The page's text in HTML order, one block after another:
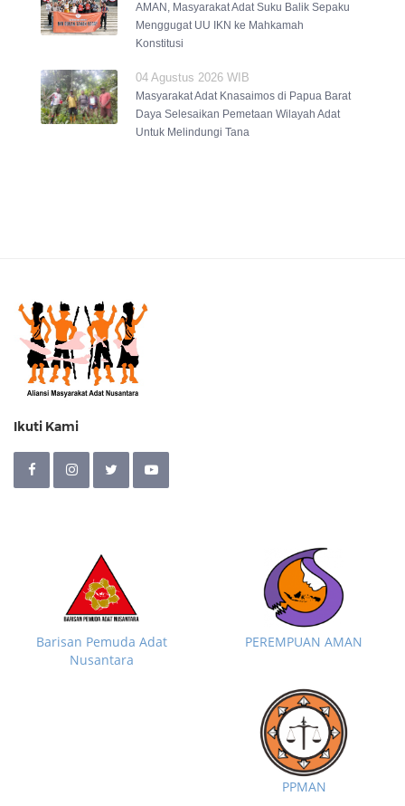
AMAN, Masyarakat Adat Suku Balik Sepaku
Menggugat UU IKN ke Mahkamah
Konstitusi
04 Agustus 2026 WIB
Masyarakat Adat Knasaimos di Papua Barat
Daya Selesaikan Pemetaan Wilayah Adat
Untuk Melindungi Tana
Ikuti Kami
Barisan Pemuda Adat
Nusantara
PEREMPUAN AMAN
PPMAN